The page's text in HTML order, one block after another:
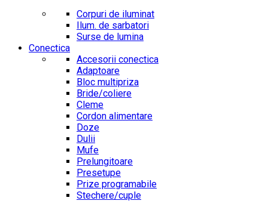
Corpuri de iluminat
Ilum. de sarbatori
Surse de lumina
Conectica
Accesorii conectica
Adaptoare
Bloc multipriza
Bride/coliere
Cleme
Cordon alimentare
Doze
Dulii
Mufe
Prelungitoare
Presetupe
Prize programabile
Stechere/cuple